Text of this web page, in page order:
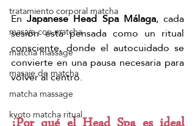
tratamiento corporal matcha
masaje con matcha
matcha massage
masaje de matcha
matcha massage
kyoto matcha ritual
En Japanese Head Spa Málaga, cada
sesión está pensada como un ritual
consciente, donde el autocuidado se
convierte en una pausa necesaria para
volver al centro.